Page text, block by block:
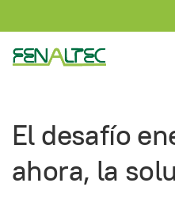
El desafío
ahora, la